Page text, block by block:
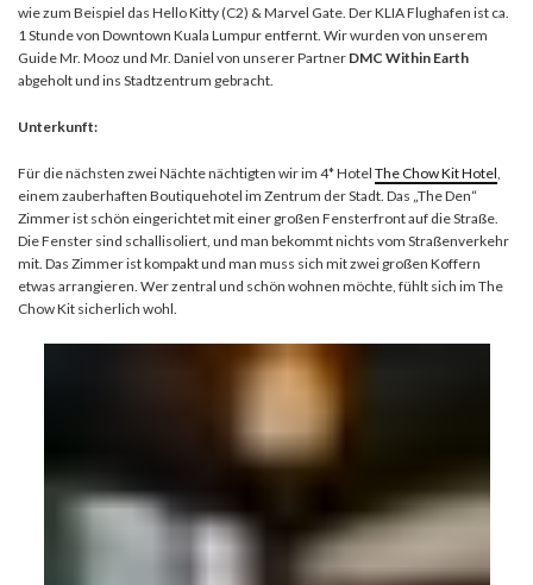
wie zum Beispiel das Hello Kitty (C2) & Marvel Gate. Der KLIA Flughafen ist ca.
1 Stunde von Downtown Kuala Lumpur entfernt. Wir wurden von unserem
Guide Mr. Mooz und Mr. Daniel von unserer Partner DMC Within Earth
abgeholt und ins Stadtzentrum gebracht.
Unterkunft:
Für die nächsten zwei Nächte nächtigten wir im 4* Hotel The Chow Kit Hotel,
einem zauberhaften Boutiquehotel im Zentrum der Stadt. Das „The Den“
Zimmer ist schön eingerichtet mit einer großen Fensterfront auf die Straße.
Die Fenster sind schallisoliert, und man bekommt nichts vom Straßenverkehr
mit. Das Zimmer ist kompakt und man muss sich mit zwei großen Koffern
etwas arrangieren. Wer zentral und schön wohnen möchte, fühlt sich im The
Chow Kit sicherlich wohl.